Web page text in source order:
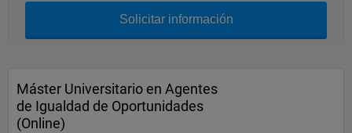
Solicitar información
Máster Universitario en Agentes
de Igualdad de Oportunidades
(Online)